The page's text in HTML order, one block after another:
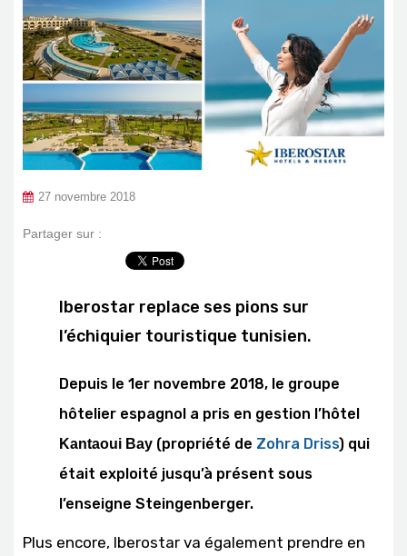
27 novembre 2018
Partager sur :
Iberostar replace ses pions sur
l’échiquier touristique tunisien.
Depuis le 1er novembre 2018, le groupe
hôtelier espagnol a pris en gestion l’hôtel
Kantaoui Bay (propriété de Zohra Driss) qui
était exploité jusqu’à présent sous
l’enseigne Steingenberger.
Plus encore, Iberostar va également prendre en